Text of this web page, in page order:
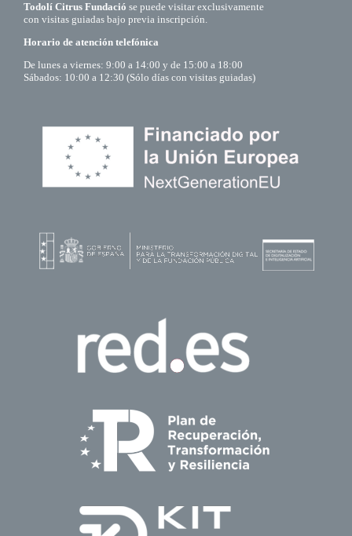
Todolí Citrus Fundació se puede visitar exclusivamente
con visitas guiadas bajo previa inscripción.
Horario de atención telefónica
De lunes a viernes: 9:00 a 14:00 y de 15:00 a 18:00
Sábados: 10:00 a 12:30 (Sólo días con visitas guiadas)